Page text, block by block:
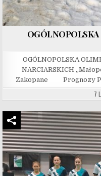
OGÓLNOPOLSKA
NARCIARSKICH
Zakopane Prognozy
7